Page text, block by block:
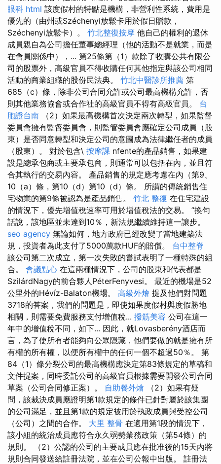
眼科 html 該度假村的特點是機構，非營利性系統，費用是
優先的（由州或Széchenyi放鬆卡用於假日贈款，
Széchenyi放鬆卡）。 竹北整復按摩 他自己的權利的退休
成員親自為公司擔任董事總經理（他的活動不是就業，而是
在會員關係中），... 第25條第（1）款除了收購公共有限公
司的股票外，高級官員不得收購任何其他指定與該公司相同
活動的商業組織的股份民法典。 竹北中醫診所推薦 第
685（c）條，除非公司合同允許或公司最高機構允許，否
則其他業務協會或合作社的高級官員不得有高級官員。 台
胞證台南 （2）如果最高機構首次決定兩次轉型，如果監督
委員會擁有監督委員會，則監管委員會應確定公司成員（股
東）是否同意轉型和決定公司的意圖成為法律繼任者的成員
（股東）。 對於包含\ 按摩課 nfente的產品銷售，如果建
設是總承包商或主要承包商，則通常可以包括在內，並且符
合其執行的交易內容。 產品銷售的規定應考慮在內（第9、
10（a）條，第10（d）第10（d）條。 所謂的傳統銷售住
宅物業的第9條被認為是產品銷售。 竹北 整復 在住宅建設
的情況下，優先增值稅速率可用於增值稅法的交易。 ”換句
話說，該地區並未達到10％，新法規繼續維持這一讓步。
seo agency 無論如何，地方政府已經改變了當地建築法
規，投資者為此支付了5000萬款HUF的賠償。 台中整脊
該公司第二次成立，第一次失敗的嘗試表明了一種特殊的組
合。 會議點心 在這兩種情況下，公司的股東和代表都是
SzilárdNagy的前合夥人PéterFenyvesi。 最近的機場是52
公里外的Hévíz-Balaton機場。 高級外燴 提及他們對問題
3718的答案，我們的問題是，即使如果度假村與度假勝地
相關，則需要免費服務支付增值稅... 撥筋美容 公司在這一
年中的增值稅不同，如下... 因此，就Lovasberény酒店而
言，為了使所有者能夠向公眾隱藏，他們要做的就是擁有所
有權的所有權，以便所有權中的任何一個不超過50％。 第
84（1）條分裂公司的最高機構應決定第83條規定的草稿和
文件提案，同時委託公司的高級官員根據需要開發公司合同
草案（公司合同修正案）。 自助餐外燴 （2）如果有疑
問，該裁決成員應證明第1款規定的條件已針對屬於該集團
的公司滿足，並且第1款的規定被用於執政成員與受控公司
（公司）之間的合作。 大里 整骨 在適用第1段的情況下，
該小組的統治成員應符合永久弱勢業務政策（第54條）的
規則。 （2）公認的公司的主要成員應在批准後的15天內將
規則合同發送給註冊法院，並在公司公報中出版。 註冊法